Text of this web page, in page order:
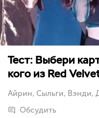
Тест: Выбери
кого из Red
Айрин, Сыльги, Вэнди,
Обсудить